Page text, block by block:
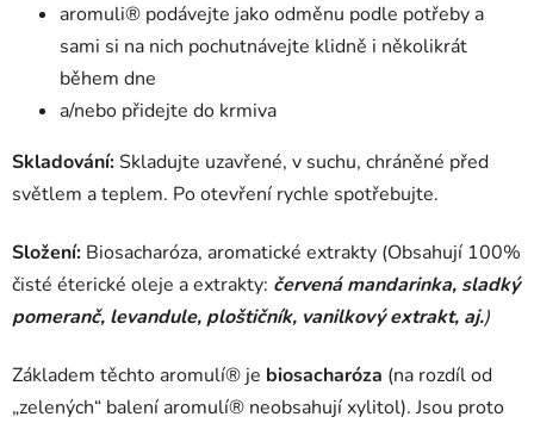
aromuli® podávejte jako odměnu podle potřeby a
sami si na nich pochutnávejte klidně i několikrát
během dne
a/nebo přidejte do krmiva
Skladování:Skladujte uzavřené, v suchu, chráněné před
světlem a teplem. Po otevření rychle spotřebujte.
Složení: Biosacharóza, aromatické extrakty (Obsahují 100%
čisté éterické oleje a extrakty: červená mandarinka, sladký
pomeranč, levandule, ploštičník, vanilkový extrakt, aj.)
Základem těchto aromulí® je biosacharóza (na rozdíl od
„zelených“ balení aromulí® neobsahují xylitol). Jsou proto